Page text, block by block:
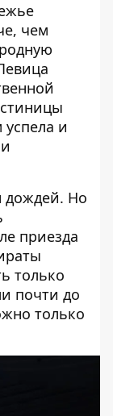
чем
и
дождей. Но
приезда
только
почти до
только